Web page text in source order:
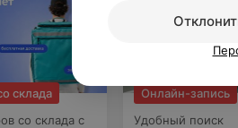
склада
со склада с
Онлайн-запись
Удобный поиск